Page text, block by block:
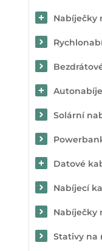
Nabíječky
Solární
Datové
Nabíjecí
Nabíječky
Stativy na